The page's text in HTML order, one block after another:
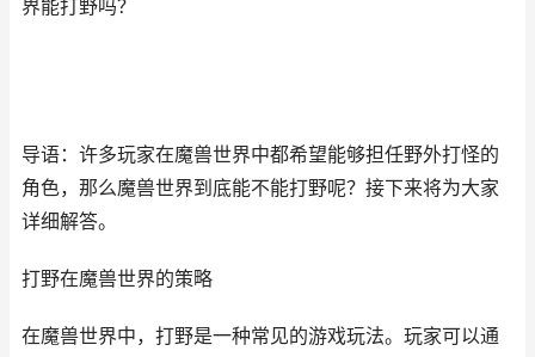
界能打野吗？
导语：许多玩家在魔兽世界中都希望能够担任野外打怪的
角色，那么魔兽世界到底能不能打野呢？接下来将为大家
详细解答。
打野在魔兽世界的策略
在魔兽世界中，打野是一种常见的游戏玩法。玩家可以通